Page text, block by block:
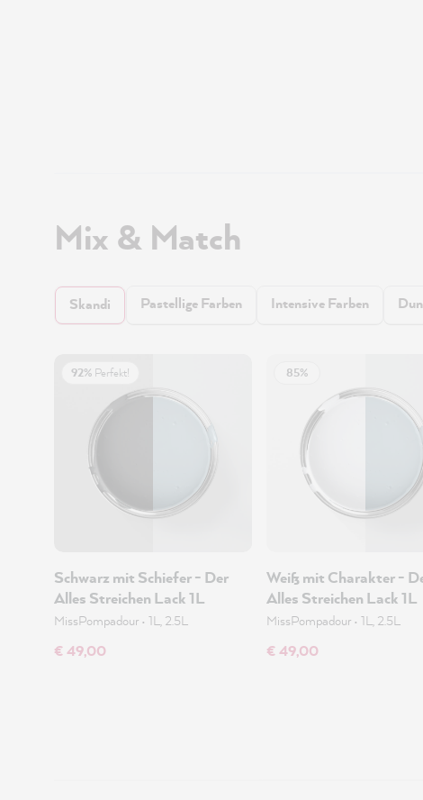
Mix & Match
Skandi Pastellige Farben Intensive Farben
92% Perfekt!
Schwarz mit Schiefer - Der
Alles Streichen Lack 1L
MissPompadour • 1L, 2.5L
€ 49,00
85%
Weiß mit Charakter -
Alles Streichen Lack 1L
MissPompadour • 1L, 2.5L
€ 49,00